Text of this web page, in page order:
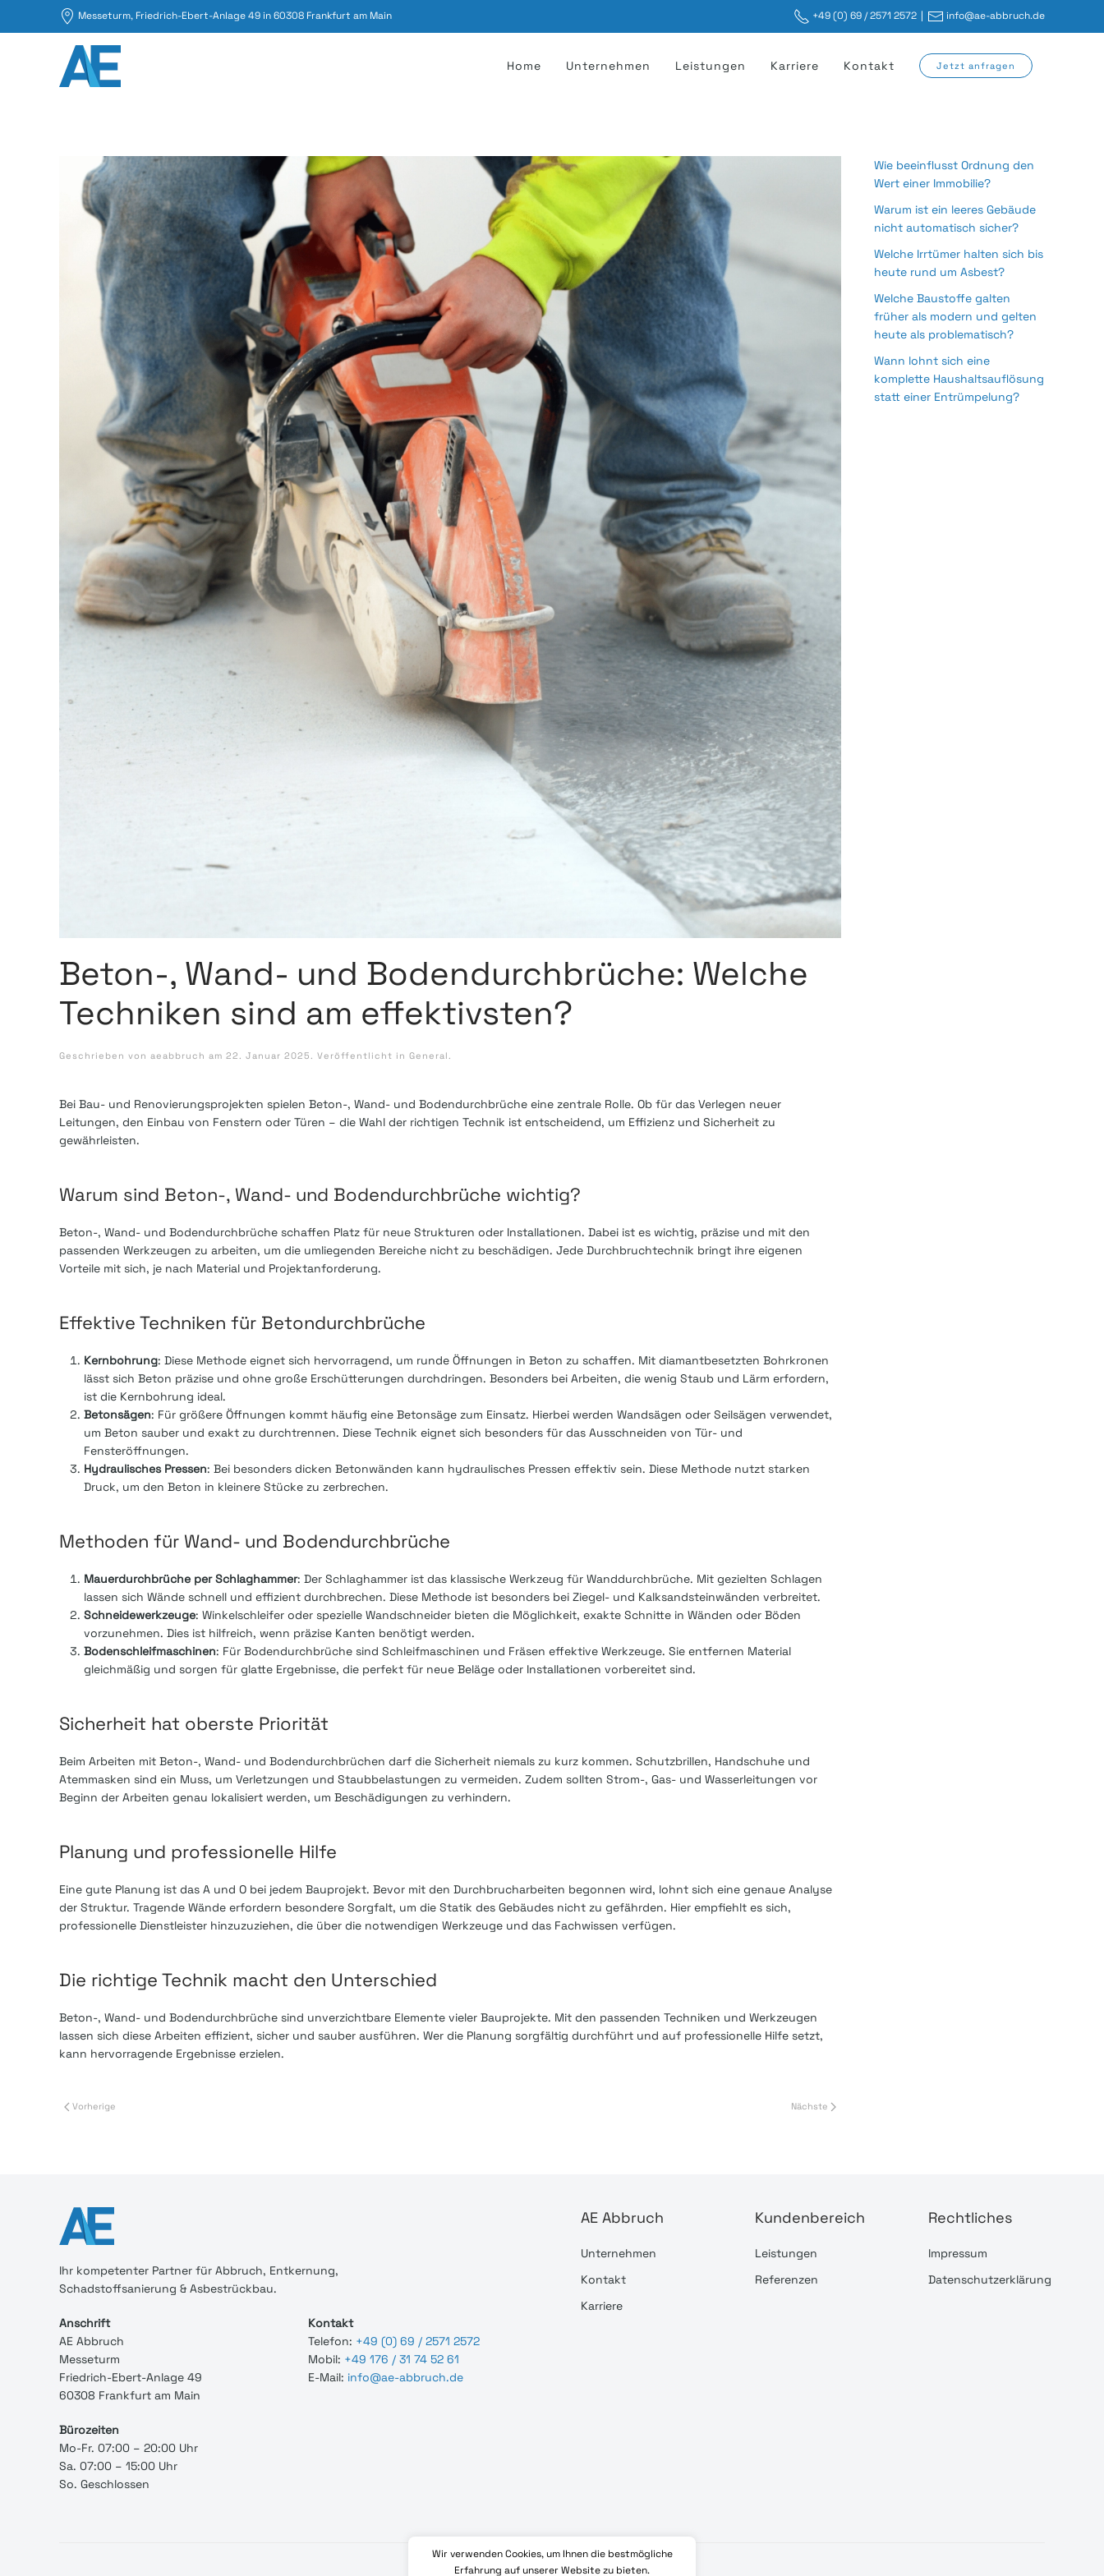
Messeturm, Friedrich-Ebert-Anlage 49 in 60308 Frankfurt am Main +49 (0) 69 / 2571 2572 | info@ae-abbruch.de
Home Unternehmen Leistungen Karriere Kontakt Jetzt anfragen
Beton-, Wand- und Bodendurchbrüche: Welche
Techniken sind am effektivsten?
Geschrieben von aeabbruch am 22. Januar 2025. Veröffentlicht in General.
Bei Bau- und Renovierungsprojekten spielen Beton-, Wand- und Bodendurchbrüche eine zentrale Rolle. Ob für das Verlegen neuer
Leitungen, den Einbau von Fenstern oder Türen – die Wahl der richtigen Technik ist entscheidend, um Effizienz und Sicherheit zu
gewährleisten.
Warum sind Beton-, Wand- und Bodendurchbrüche wichtig?
Beton-, Wand- und Bodendurchbrüche schaffen Platz für neue Strukturen oder Installationen. Dabei ist es wichtig, präzise und mit den
passenden Werkzeugen zu arbeiten, um die umliegenden Bereiche nicht zu beschädigen. Jede Durchbruchtechnik bringt ihre eigenen
Vorteile mit sich, je nach Material und Projektanforderung.
Effektive Techniken für Betondurchbrüche
Kernbohrung: Diese Methode eignet sich hervorragend, um runde Öffnungen in Beton zu schaffen. Mit diamantbesetzten Bohrkronen
lässt sich Beton präzise und ohne große Erschütterungen durchdringen. Besonders bei Arbeiten, die wenig Staub und Lärm erfordern,
ist die Kernbohrung ideal.
Betonsägen: Für größere Öffnungen kommt häufig eine Betonsäge zum Einsatz. Hierbei werden Wandsägen oder Seilsägen verwendet,
um Beton sauber und exakt zu durchtrennen. Diese Technik eignet sich besonders für das Ausschneiden von Tür- und
Fensteröffnungen.
Hydraulisches Pressen: Bei besonders dicken Betonwänden kann hydraulisches Pressen effektiv sein. Diese Methode nutzt starken
Druck, um den Beton in kleinere Stücke zu zerbrechen.
Methoden für Wand- und Bodendurchbrüche
Mauerdurchbrüche per Schlaghammer: Der Schlaghammer ist das klassische Werkzeug für Wanddurchbrüche. Mit gezielten Schlagen
lassen sich Wände schnell und effizient durchbrechen. Diese Methode ist besonders bei Ziegel- und Kalksandsteinwänden verbreitet.
Schneidewerkzeuge: Winkelschleifer oder spezielle Wandschneider bieten die Möglichkeit, exakte Schnitte in Wänden oder Böden
vorzunehmen. Dies ist hilfreich, wenn präzise Kanten benötigt werden.
Bodenschleifmaschinen: Für Bodendurchbrüche sind Schleifmaschinen und Fräsen effektive Werkzeuge. Sie entfernen Material
gleichmäßig und sorgen für glatte Ergebnisse, die perfekt für neue Beläge oder Installationen vorbereitet sind.
Sicherheit hat oberste Priorität
Beim Arbeiten mit Beton-, Wand- und Bodendurchbrüchen darf die Sicherheit niemals zu kurz kommen. Schutzbrillen, Handschuhe und
Atemmasken sind ein Muss, um Verletzungen und Staubbelastungen zu vermeiden. Zudem sollten Strom-, Gas- und Wasserleitungen vor
Beginn der Arbeiten genau lokalisiert werden, um Beschädigungen zu verhindern.
Planung und professionelle Hilfe
Eine gute Planung ist das A und O bei jedem Bauprojekt. Bevor mit den Durchbrucharbeiten begonnen wird, lohnt sich eine genaue Analyse
der Struktur. Tragende Wände erfordern besondere Sorgfalt, um die Statik des Gebäudes nicht zu gefährden. Hier empfiehlt es sich,
professionelle Dienstleister hinzuzuziehen, die über die notwendigen Werkzeuge und das Fachwissen verfügen.
Die richtige Technik macht den Unterschied
Beton-, Wand- und Bodendurchbrüche sind unverzichtbare Elemente vieler Bauprojekte. Mit den passenden Techniken und Werkzeugen
lassen sich diese Arbeiten effizient, sicher und sauber ausführen. Wer die Planung sorgfältig durchführt und auf professionelle Hilfe setzt,
kann hervorragende Ergebnisse erzielen.
Vorherige Nächste
Wie beeinflusst Ordnung den
Wert einer Immobilie?
Warum ist ein leeres Gebäude
nicht automatisch sicher?
Welche Irrtümer halten sich bis
heute rund um Asbest?
Welche Baustoffe galten
früher als modern und gelten
heute als problematisch?
Wann lohnt sich eine
komplette Haushaltsauflösung
statt einer Entrümpelung?
Ihr kompetenter Partner für Abbruch, Entkernung,
Schadstoffsanierung & Asbestrückbau.
Anschrift
AE Abbruch
Messeturm
Friedrich-Ebert-Anlage 49
60308 Frankfurt am Main
Bürozeiten
Mo-Fr. 07:00 – 20:00 Uhr
Sa. 07:00 – 15:00 Uhr
So. Geschlossen
Kontakt
Telefon: +49 (0) 69 / 2571 2572
Mobil: +49 176 / 31 74 52 61
E-Mail: info@ae-abbruch.de
AE Abbruch
Unternehmen
Kontakt
Karriere
Kundenbereich
Leistungen
Referenzen
Rechtliches
Impressum
Datenschutzerklärung
Wir verwenden Cookies, um Ihnen die bestmögliche
Erfahrung auf unserer Website zu bieten.